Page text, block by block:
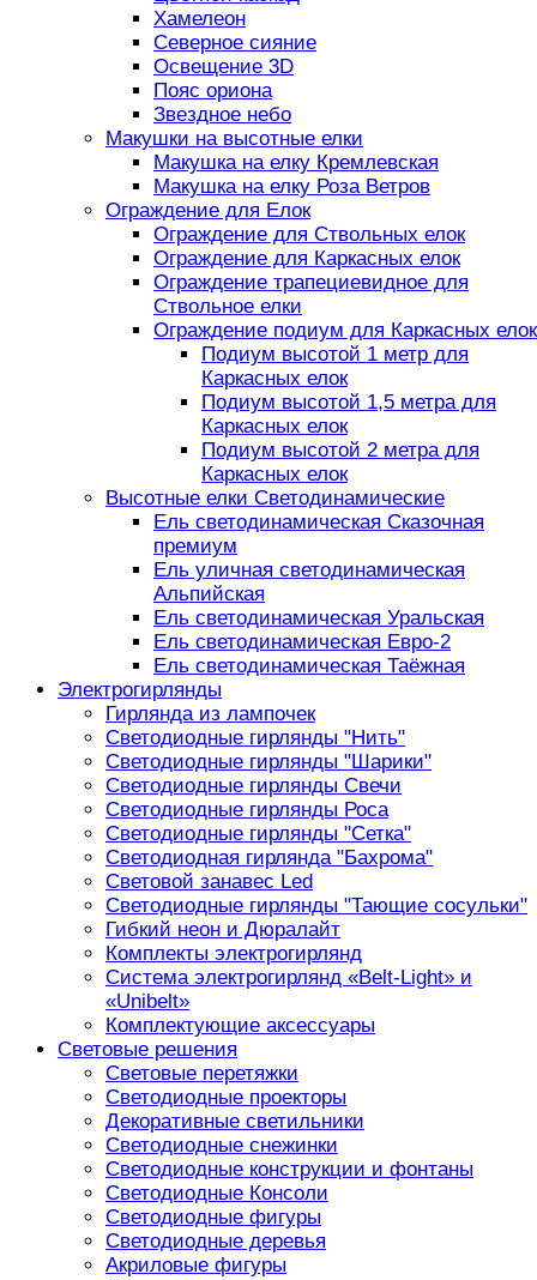
Хамелеон
Северное сияние
Освещение 3D
Пояс ориона
Звездное небо
Макушки на высотные елки
Макушка на елку Кремлевская
Макушка на елку Роза Ветров
Ограждение для Елок
Ограждение для Ствольных елок
Ограждение для Каркасных елок
Ограждение трапециевидное для
Ствольное елки
Ограждение подиум для Каркасных елок
Подиум высотой 1 метр для
Каркасных елок
Подиум высотой 1,5 метра для
Каркасных елок
Подиум высотой 2 метра для
Каркасных елок
Высотные елки Светодинамические
Ель светодинамическая Сказочная
премиум
Ель уличная светодинамическая
Альпийская
Ель светодинамическая Уральская
Ель светодинамическая Евро-2
Ель светодинамическая Таёжная
Электрогирлянды
Гирлянда из лампочек
Светодиодные гирлянды "Нить"
Светодиодные гирлянды "Шарики"
Светодиодные гирлянды Свечи
Светодиодные гирлянды Роса
Светодиодные гирлянды "Сетка"
Светодиодная гирлянда "Бахрома"
Световой занавес Led
Светодиодные гирлянды "Тающие сосульки"
Гибкий неон и Дюралайт
Комплекты электрогирлянд
Система электрогирлянд «Belt-Light» и
«Unibelt»
Комплектующие аксессуары
Световые решения
Световые перетяжки
Светодиодные проекторы
Декоративные светильники
Светодиодные снежинки
Светодиодные конструкции и фонтаны
Светодиодные Консоли
Светодиодные фигуры
Светодиодные деревья
Акриловые фигуры